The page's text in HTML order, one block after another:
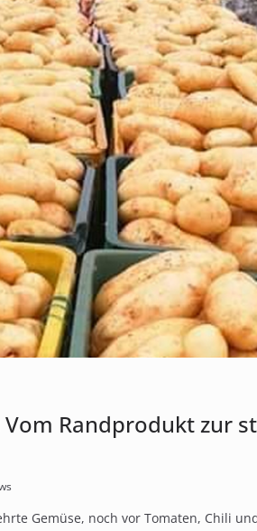
Randprodukt zur
Gemüse, noch vor Tomaten, Chili